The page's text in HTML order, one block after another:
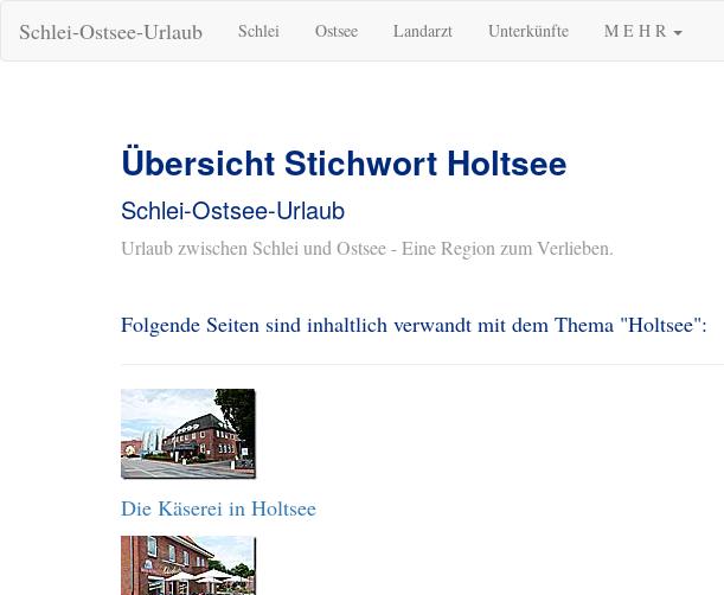
Schlei-Ostsee-Urlaub Schlei Ostsee Landarzt Unterkünfte M E H R
Übersicht Stichwort Holtsee
Schlei-Ostsee-Urlaub
Urlaub zwischen Schlei und Ostsee - Eine Region zum Verlieben.
Folgende Seiten sind inhaltlich verwandt mit dem Thema "Holtsee":
Die Käserei in Holtsee